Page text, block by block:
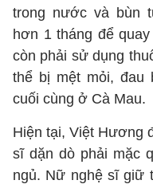
trong nước và bùn
hơn 1 tháng để
còn phải sử dụng
thể bị mệt mỏi, đau
cuối cùng ở Cà Mau.
Hiện tại, Việt Hương
sĩ dặn dò phải mặc
ngủ. Nữ nghệ sĩ giữ